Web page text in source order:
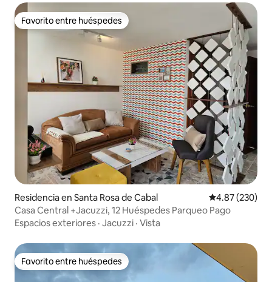
Favorito entre huéspedes
Favorito entre huéspedes
Residencia en Santa Rosa de Cabal Calificación
4.87 (230)
Casa Central +Jacuzzi, 12 Huéspedes Parqueo Pago
Espacios exteriores · Jacuzzi · Vista
Favorito entre huéspedes
Favorito entre huéspedes